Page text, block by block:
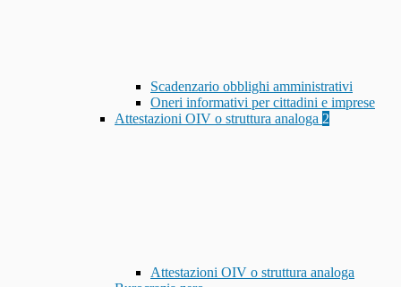
Scadenzario obblighi amministrativi
Oneri informativi per cittadini e imprese
Attestazioni OIV o struttura analoga 2
Attestazioni OIV o struttura analoga